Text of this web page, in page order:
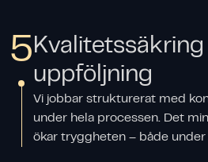
5
uppföljning
Vi jobbar strukturerat med
under hela processen. Det
ökar tryggheten – både